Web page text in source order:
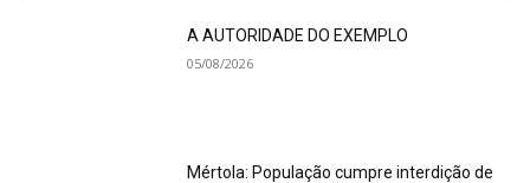
A AUTORIDADE DO EXEMPLO
05/08/2026
Mértola: População cumpre interdição de